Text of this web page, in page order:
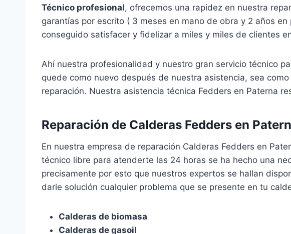
Técnico profesional, ofrecemos una rapidez en nuestra
garantías por escrito ( 3 meses en mano de obra y 2 años en
conseguido satisfacer y fidelizar a miles y miles de clientes
Ahí nuestra profesionalidad y nuestro gran servicio técnico
quede como nuevo después de nuestra asistencia, sea
reparación. Nuestra asistencia técnica Fedders en Paterna
Reparación de Calderas Fedders en
En nuestra empresa de reparación Calderas Fedders en
técnico libre para atenderte las 24 horas se ha hecho una
precisamente por esto que nuestros expertos se hallan
darle solución cualquier problema que se presente en tu
Calderas de biomasa
Calderas de gasoil